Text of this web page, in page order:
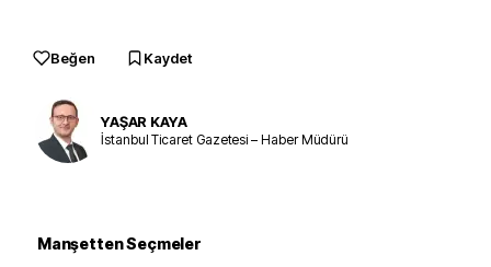
Beğen Kaydet
YAŞAR KAYA
İstanbul Ticaret Gazetesi – Haber Müdürü
Manşetten Seçmeler